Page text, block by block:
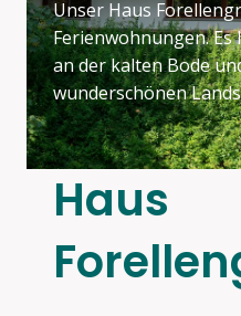
Unser Haus
Ferienwohnungen.
an der kalten Bode
wunderschönen
Haus